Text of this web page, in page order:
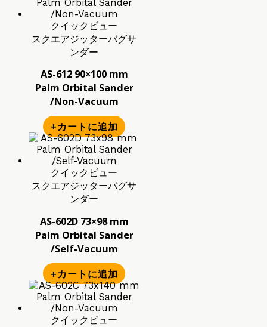
クイックビュー
スクエアジッターバグサ
ンダー
AS-612 90×100 mm
Palm Orbital Sander
/Non-Vacuum
+カートに追加
クイックビュー
スクエアジッターバグサ
ンダー
AS-602D 73×98 mm
Palm Orbital Sander
/Self-Vacuum
+カートに追加
クイックビュー